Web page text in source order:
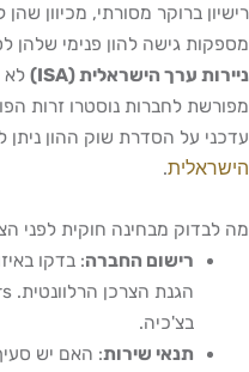
רישיון ברוקר מסורתי, מכיוון
מספקות גישה להון פנימי שלהן
ניירות ערך הישראלית (ISA)
לא
מפורשת לחברות נוסטרו זרות
עדכני על הסדרת שוק ההון ניתן
הישראלית.
מה לבדוק מבחינה חוקית לפני
רישום החברה: בדקו
בצ'כיה.
תנאי שירות: האם יש